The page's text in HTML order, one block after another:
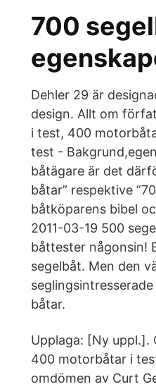
700
Dehler 29 är
design. Allt om
i test, 400
test -
båtägare är det
båtar” respektive
båtköparens bibel
2011-03-19 500
båttester någonsin!
segelbåt. Men den
båtar.
Upplaga: [Ny uppl.].
400 motorbåtar i
omdömen av Curt